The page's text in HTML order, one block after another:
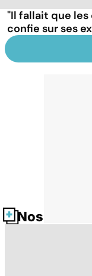
"Il fallait que les
confie sur ses
Nos fiches